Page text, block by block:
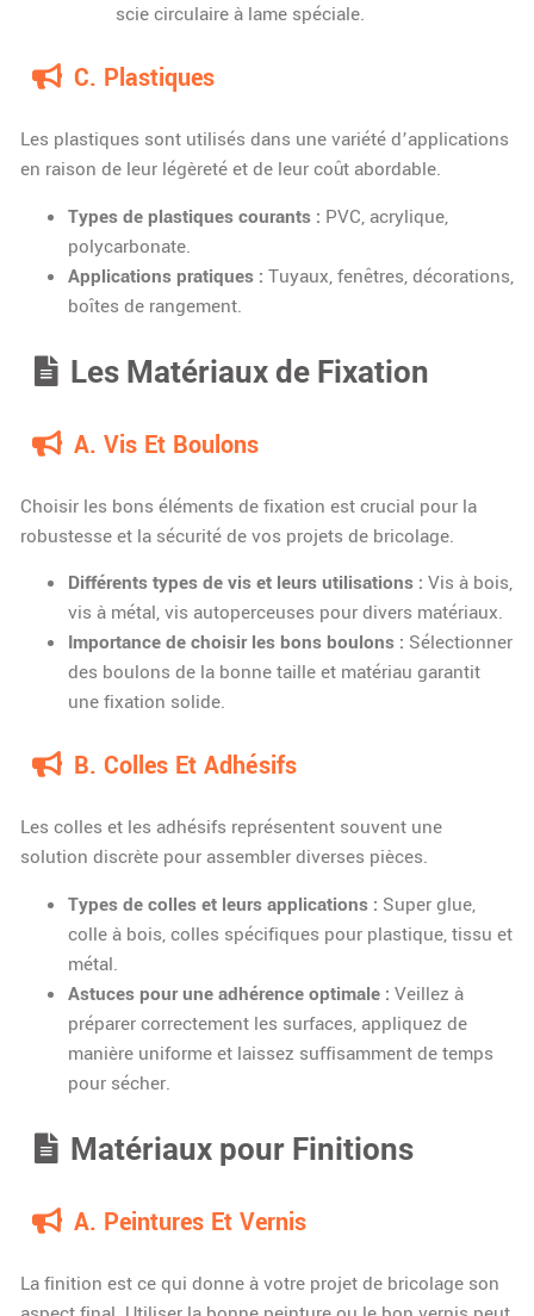
scie circulaire à lame spéciale.
C. Plastiques
Les plastiques sont utilisés dans une variété d’applications
en raison de leur légèreté et de leur coût abordable.
Types de plastiques courants : PVC, acrylique,
polycarbonate.
Applications pratiques : Tuyaux, fenêtres, décorations,
boîtes de rangement.
Les Matériaux de Fixation
A. Vis Et Boulons
Choisir les bons éléments de fixation est crucial pour la
robustesse et la sécurité de vos projets de bricolage.
Différents types de vis et leurs utilisations : Vis à bois,
vis à métal, vis autoperceuses pour divers matériaux.
Importance de choisir les bons boulons : Sélectionner
des boulons de la bonne taille et matériau garantit
une fixation solide.
B. Colles Et Adhésifs
Les colles et les adhésifs représentent souvent une
solution discrète pour assembler diverses pièces.
Types de colles et leurs applications : Super glue,
colle à bois, colles spécifiques pour plastique, tissu et
métal.
Astuces pour une adhérence optimale : Veillez à
préparer correctement les surfaces, appliquez de
manière uniforme et laissez suffisamment de temps
pour sécher.
Matériaux pour Finitions
A. Peintures Et Vernis
La finition est ce qui donne à votre projet de bricolage son